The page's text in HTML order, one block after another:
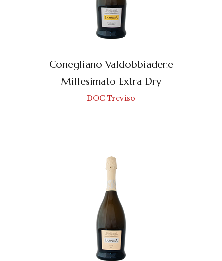
Conegliano Valdobbiadene
Millesimato Extra Dry
DOC Treviso